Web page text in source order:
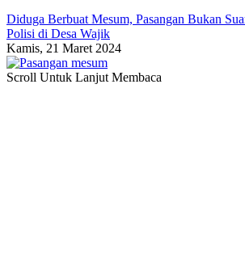
Diduga Berbuat Mesum, Pasangan Bukan
Polisi di Desa Wajik
Kamis, 21 Maret 2024
Scroll Untuk Lanjut Membaca